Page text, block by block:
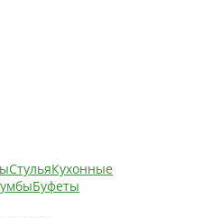
СтульяКухонные
Буфеты